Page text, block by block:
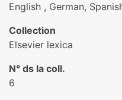
English , German,
Collection
Elsevier lexica
N° ds la coll.
6